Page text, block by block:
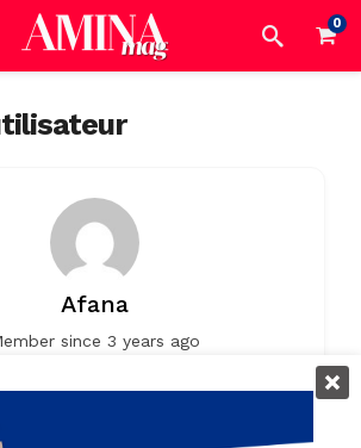
0
Afana
since 3 years ago